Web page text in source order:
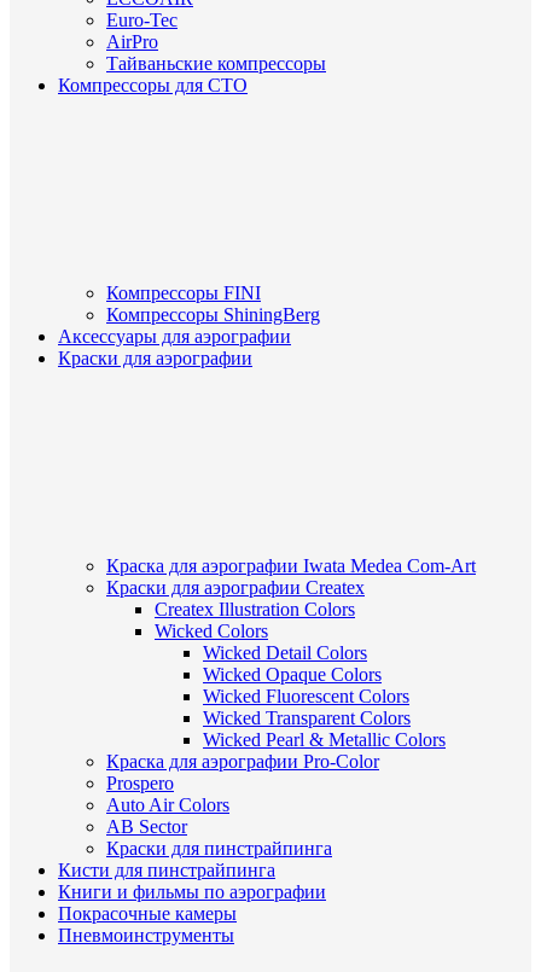
Euro-Tec
AirPro
Тайваньские компрессоры
Компрессоры для СТО
Компрессоры FINI
Компрессоры ShiningBerg
Аксессуары для аэрографии
Краски для аэрографии
Краска для аэрографии Iwata Medea Com-Art
Краски для аэрографии Createx
Createx Illustration Colors
Wicked Colors
Wicked Detail Colors
Wicked Opaque Colors
Wicked Fluorescent Colors
Wicked Transparent Colors
Wicked Pearl & Metallic Colors
Краска для аэрографии Pro-Color
Prospero
Auto Air Colors
AB Sector
Краски для пинстрайпинга
Кисти для пинстрайпинга
Книги и фильмы по аэрографии
Покрасочные камеры
Пневмоинструменты